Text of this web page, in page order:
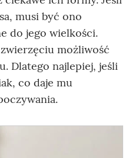
musi być ono
do jego wielkości.
możliwość
Dlatego najlepiej, jeśli
co daje mu